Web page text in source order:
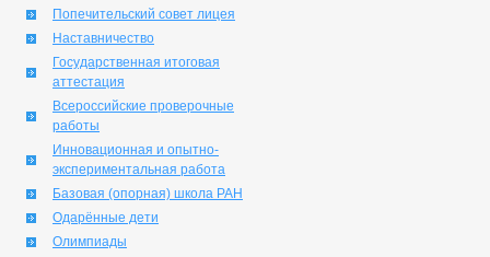
Попечительский совет лицея
Наставничество
Государственная итоговая
аттестация
Всероссийские проверочные
работы
Инновационная и опытно-
экспериментальная работа
Базовая (опорная) школа РАН
Одарённые дети
Олимпиады